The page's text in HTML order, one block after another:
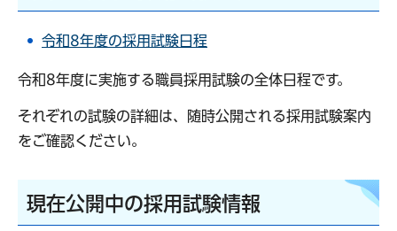
令和8年度の採用試験日程
令和8年度に実施する職員採用試験の全体日程です。
それぞれの試験の詳細は、随時公開される採用試験案内
をご確認ください。
現在公開中の採用試験情報